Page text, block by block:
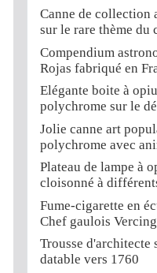
Canne de collection
sur le rare thème du
Compendium
Rojas fabriqué en
Elégante boite à
polychrome sur le
Jolie canne art
polychrome avec
Plateau de lampe à
cloisonné à
Fume-cigarette en
Chef gaulois
Trousse d'architecte
datable vers 1760